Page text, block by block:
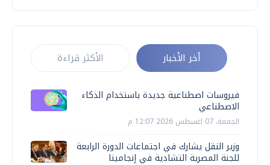
أخر الأخبار الأكثر قراءة
فيروسات اصطناعية جديدة باستخدام الذكاء
الاصطناعي
الجمعة، 07 اغسطس 2026 12:07 م
وزير النقل يشارك في اجتماعات الدورة الرابعة
للجنة المصرية التشادية في إنجامينا